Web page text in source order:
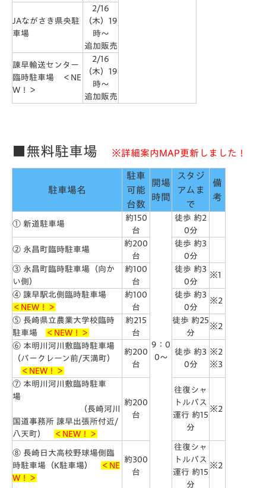
JAながさき県央駐
車場
2/16
（木）19
時～
追加販売
諫早輸送センター
臨時駐車場 ＜NE
W！＞
2/16
（木）19
時～
追加販売
■無料駐車場 ※詳細案内MAP更新しました！
駐車場名
駐車
可能
台数
開場
時間
スタジ
アムま
で
備
考
① 新道駐車場
約150
台
9：0
0～
徒歩 約2
0分
② 永昌町臨時駐車場
約200
台
徒歩 約3
0分
③ 永昌町臨時駐車場（向か
い側）
約100
台
徒歩 約3
0分
※1
④ 諫早駅北側臨時駐車場
＜NEW！＞
約100
台
徒歩 約3
0分
※2
⑤ 長崎県立農業大学校臨時
駐車場
＜NEW！＞
約215
台
徒歩 約25
分
※2
⑥ 本明川河川敷臨時駐車場
（パークレーン前/天満町）
＜NEW！＞
約200
台
徒歩 約3
0分
※2
※3
⑦ 本明川河川敷臨時駐車
場
（長崎河川
国道事務所 諫早出張所付近/
八天町）
＜NEW！＞
約200
台
往復シャ
トルバス
運行 約15
分
※2
⑧ 長崎日大高校野球場側臨
時駐車場（K駐車場）
＜NE
W！＞
約300
台
往復シャ
トルバス
運行 約15
分
※2